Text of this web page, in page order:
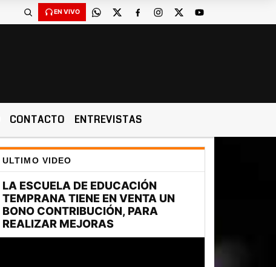
EN VIVO
CONTACTO ENTREVISTAS
ULTIMO VIDEO